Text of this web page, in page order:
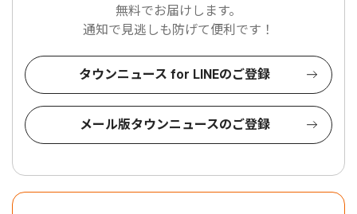
無料でお届けします。
通知で見逃しも防げて便利です！
タウンニュース for LINEのご登録
メール版タウンニュースのご登録